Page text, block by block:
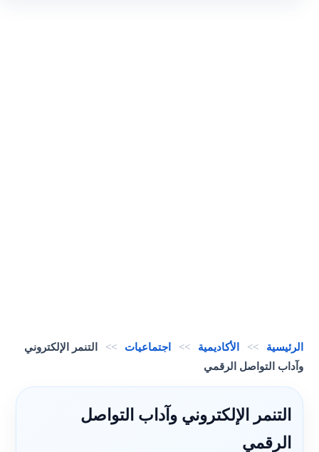
الرئيسية >> الأكاديمية >> اجتماعيات >>
التنمر الإلكتروني
وآداب التواصل الرقمي
التنمر الإلكتروني وآداب التواصل
الرقمي